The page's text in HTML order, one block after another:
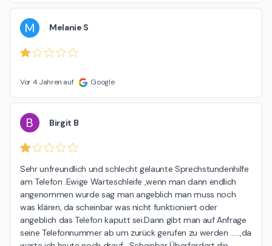
M Melanie S
Vor 4 Jahren auf Google
B Birgit B
Sehr unfreundlich und schlecht gelaunte Sprechstundenhilfe
am Telefon .Ewige Warteschleife ,wenn man dann endlich
angenommen wurde sag man angeblich man muss noch
was klären, da scheinbar was nicht funktioniert oder
angeblich das Telefon kaputt sei.Dann gibt man auf Anfrage
seine Telefonnummer ab um zurück gerufen zu werden ......,da